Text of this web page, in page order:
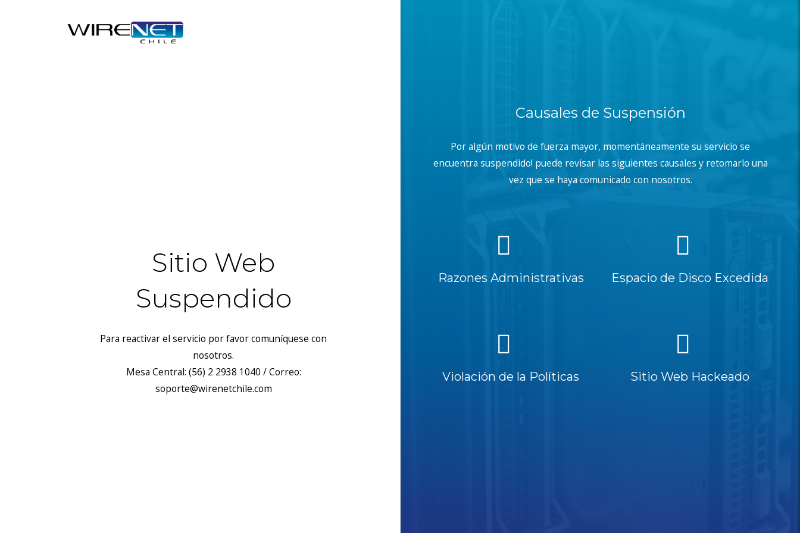
Sitio Web
Suspendido
Para reactivar el servicio por favor comuníquese con
nosotros.
Mesa Central: (56) 2 2938 1040 / Correo:
soporte@wirenetchile.com
Causales de Suspensión
Por algún motivo de fuerza mayor, momentáneamente su servicio se
encuentra suspendido! puede revisar las siguientes causales y retomarlo una
vez que se haya comunicado con nosotros.
Razones Administrativas Espacio de Disco Excedida
Violación de la Políticas Sitio Web Hackeado